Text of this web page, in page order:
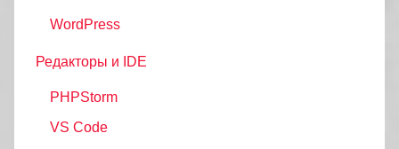
WordPress
Редакторы и IDE
PHPStorm
VS Code